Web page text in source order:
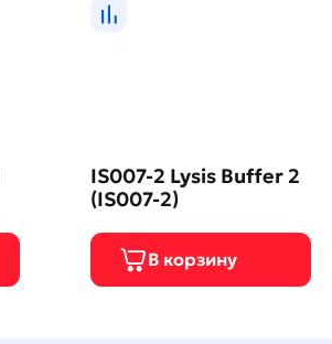
IS007-2 Lysis Buffer 2
(IS007-2)